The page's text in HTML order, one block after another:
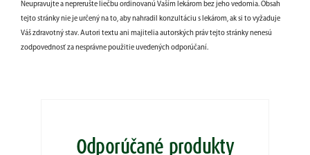
Neupravujte a neprerušte liečbu ordinovanú Vaším lekárom bez jeho vedomia. Obsah
tejto stránky nie je určený na to, aby nahradil konzultáciu s lekárom, ak si to vyžaduje
Váš zdravotný stav. Autori textu ani majitelia autorských práv tejto stránky nenesú
zodpovednosť za nesprávne použitie uvedených odporúčaní.
Odporúčané produkty